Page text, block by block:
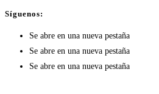
Síguenos:
Se abre en una nueva pestaña
Se abre en una nueva pestaña
Se abre en una nueva pestaña